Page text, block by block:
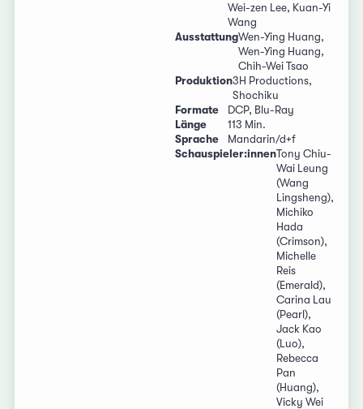
Wei-zen Lee, Kuan-Yi
Wang
AusstattungWen-Ying Huang,
Wen-Ying Huang,
Chih-Wei Tsao
Produktion3H Productions,
Shochiku
Formate
DCP, Blu-Ray
Länge
113 Min.
Sprache
Mandarin/d+f
Schauspieler:innenTony Chiu-
Wai Leung
(Wang
Lingsheng),
Michiko
Hada
(Crimson),
Michelle
Reis
(Emerald),
Carina Lau
(Pearl),
Jack Kao
(Luo),
Rebecca
Pan
(Huang),
Vicky Wei